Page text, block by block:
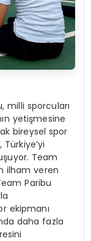
milli sporcuları
yetişmesine
bireysel spor
Team
ilham veren
Paribu
ekipmanı
daha fazla